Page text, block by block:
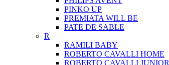
PINKO UP
PREMIATA WILL BE
PATE DE SABLE
R
RAMILI BABY
ROBERTO CAVALLI HOME
ROBERTO CAVALLI JUNIOR